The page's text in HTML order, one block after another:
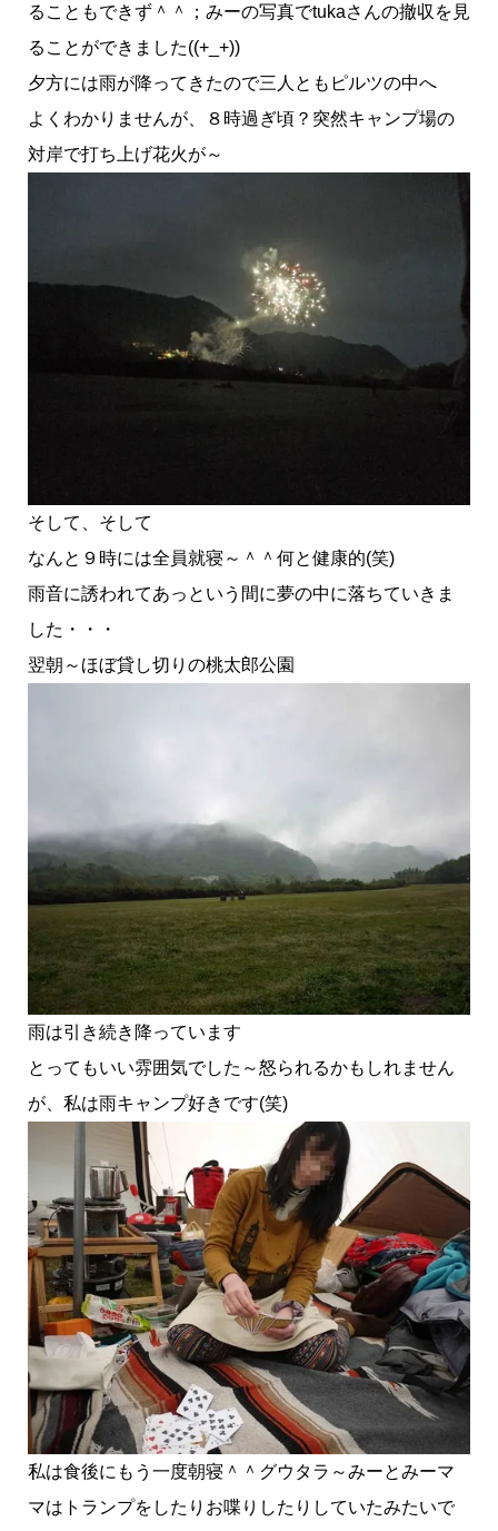
ることもできず＾＾；みーの写真でtukaさんの撤収を見
ることができました((+_+))
夕方には雨が降ってきたので三人ともピルツの中へ
よくわかりませんが、８時過ぎ頃？突然キャンプ場の
対岸で打ち上げ花火が～
そして、そして
なんと９時には全員就寝～＾＾何と健康的(笑)
雨音に誘われてあっという間に夢の中に落ちていきま
した・・・
翌朝～ほぼ貸し切りの桃太郎公園
雨は引き続き降っています
とってもいい雰囲気でした～怒られるかもしれません
が、私は雨キャンプ好きです(笑)
私は食後にもう一度朝寝＾＾グウタラ～みーとみーマ
マはトランプをしたりお喋りしたりしていたみたいで